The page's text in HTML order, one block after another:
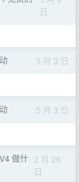
日
5 月 3 日
5 月 3 日
做什 3 月 26
日